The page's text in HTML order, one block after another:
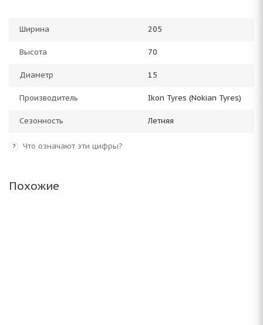
Ширина 205
Высота 70
Диаметр 15
Производитель Ikon Tyres (Nokian Tyres)
Сезонность Летняя
? Что означают эти цифры?
Похожие